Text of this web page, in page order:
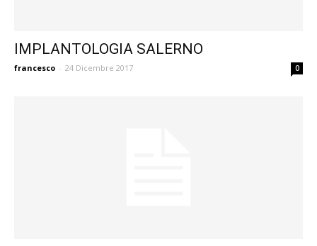
IMPLANTOLOGIA SALERNO
francesco - 24 Dicembre 2017 0